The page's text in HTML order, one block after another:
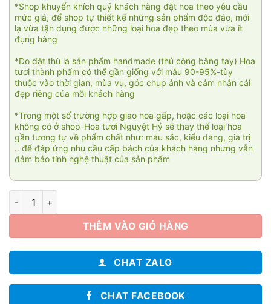
*Shop khuyến khích quý khách hàng đặt hoa theo yêu cầu
mức giá, để shop tự thiết kế những sản phẩm độc đáo, mới
lạ vừa tận dụng được những loại hoa đẹp theo mùa vừa ít
đụng hàng
*Do đặt thù là sản phẩm handmade (thủ công bằng tay) Hoa
tươi thành phẩm có thể gần giống với mẫu 90-95%-tùy
thuộc vào thời gian, mùa vụ, góc chụp ảnh và cảm nhận cái
đẹp riêng của mỗi khách hàng
*Trong một số trường hợp giao hoa gấp, hoặc các loại hoa
không có ở shop-Hoa tươi Nguyệt Hỷ sẽ thay thế loại hoa
gần tương tự về phẩm chất như: màu sắc, kiểu dáng, giá trị
.. để đáp ứng nhu cầu cấp bách của khách hàng nhưng vẫn
đảm bảo tính nghệ thuật của sản phẩm
Phú quý 2 số lượng
THÊM VÀO GIỎ HÀNG
CHAT ZALO
CHAT FACEBOOK